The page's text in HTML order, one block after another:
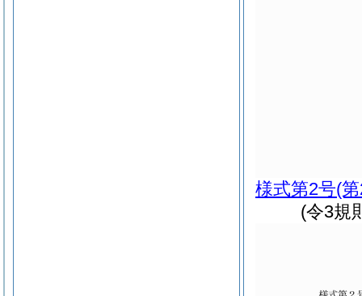
様式第2号(
(令3規